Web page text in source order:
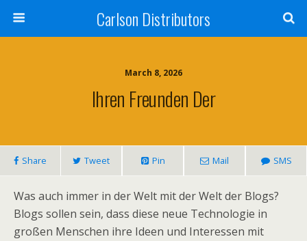
Carlson Distributors
March 8, 2026
Ihren Freunden Der
Share Tweet Pin Mail SMS
Was auch immer in der Welt mit der Welt der Blogs?
Blogs sollen sein, dass diese neue Technologie in
großen Menschen ihre Ideen und Interessen mit